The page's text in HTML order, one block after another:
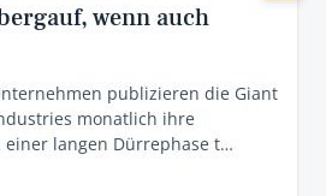
wenn auch
publizieren die Giant
monatlich ihre
einer langen Dürrephase t…